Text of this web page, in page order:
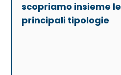
scopriamo insieme le
principali tipologie